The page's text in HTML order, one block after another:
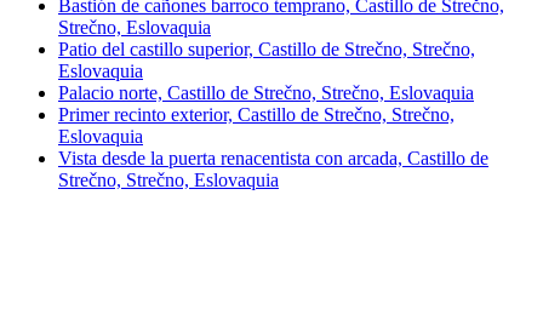
Bastión de cañones barroco temprano, Castillo de Strečno,
Strečno, Eslovaquia
Patio del castillo superior, Castillo de Strečno, Strečno,
Eslovaquia
Palacio norte, Castillo de Strečno, Strečno, Eslovaquia
Primer recinto exterior, Castillo de Strečno, Strečno,
Eslovaquia
Vista desde la puerta renacentista con arcada, Castillo de
Strečno, Strečno, Eslovaquia